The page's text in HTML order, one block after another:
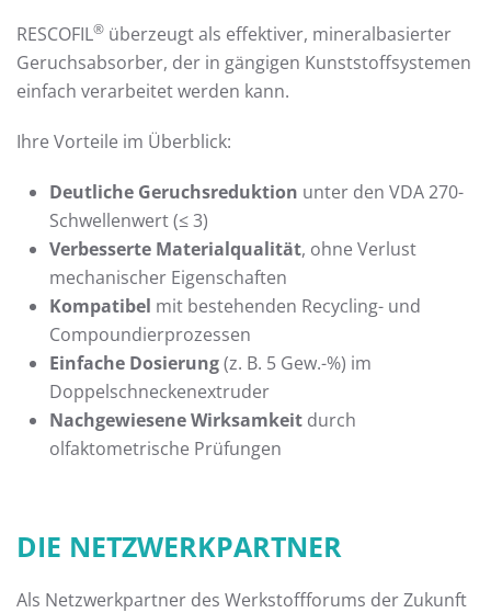
RESCOFIL® überzeugt als effektiver, mineralbasierter
Geruchsabsorber, der in gängigen Kunststoffsystemen
einfach verarbeitet werden kann.
Ihre Vorteile im Überblick:
Deutliche Geruchsreduktion unter den VDA 270-
Schwellenwert (≤ 3)
Verbesserte Materialqualität, ohne Verlust
mechanischer Eigenschaften
Kompatibel mit bestehenden Recycling- und
Compoundierprozessen
Einfache Dosierung(z. B. 5 Gew.-%) im
Doppelschneckenextruder
Nachgewiesene Wirksamkeit durch
olfaktometrische Prüfungen
DIE NETZWERKPARTNER
Als Netzwerkpartner des Werkstoffforums der Zukunft